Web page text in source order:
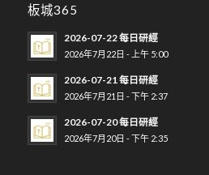
板城365
2026-07-22 每日研經
2026年7月22日 - 上午 5:00
2026-07-21 每日研經
2026年7月21日 - 下午 2:37
2026-07-20 每日研經
2026年7月20日 - 下午 2:35